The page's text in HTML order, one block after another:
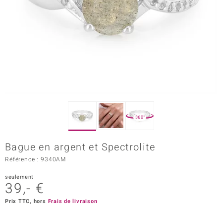
Paraíso
360°
Bague en argent et Spectrolite
Référence : 9340AM
seulement
39,- €
Prix TTC, hors Frais de livraison